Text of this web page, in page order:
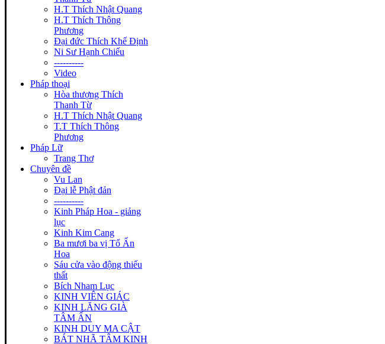
H.T Thích Nhật Quang
H.T Thích Thông
Phương
Đại đức Thích Khế Định
Ni Sư Hạnh Chiếu
----------
Video
Pháp thoại
Hòa thượng Thích
Thanh Từ
H.T Thích Nhật Quang
T.T Thích Thông
Phương
Pháp Lữ
Trang Thơ
Chuyên đề
Vu Lan
Đại lễ Phật đản
----------
Kinh Pháp Hoa - giảng
lục
Kinh Kim Cang
Ba mươi ba vị Tổ Ấn
Hoa
Sáu cửa vào động thiếu
thất
Bích Nham Lục
KINH VIÊN GIÁC
KINH LĂNG GIÀ
TÂM ẤN
KINH DUY MA CẬT
BÁT NHÃ TÂM KINH